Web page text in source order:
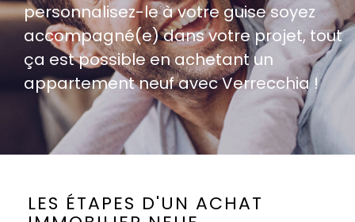
personnalisez-le à votre guise soyez
accompagné(e) dans votre projet, tout
ça est possible en achetant un
appartement neuf avec Verrecchia !
LES ÉTAPES D'UN ACHAT